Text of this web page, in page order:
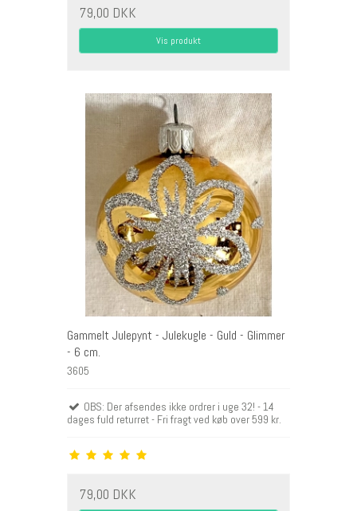
79,00 DKK
Vis produkt
Gammelt Julepynt - Julekugle - Guld - Glimmer
- 6 cm.
3605
OBS: Der afsendes ikke ordrer i uge 32! - 14
dages fuld returret - Fri fragt ved køb over 599 kr.
79,00 DKK